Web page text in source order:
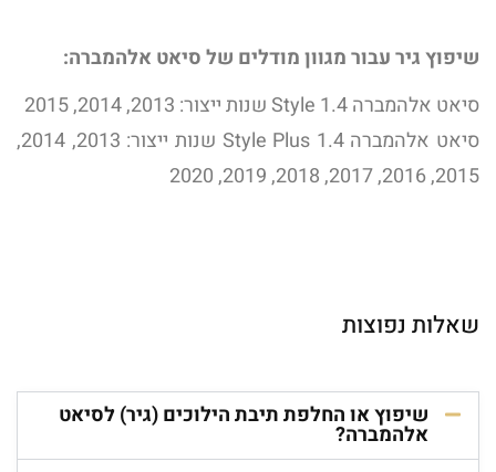
שיפוץ גיר עבור מגוון מודלים של סיאט אלהמברה:
סיאט אלהמברה 1.4 Style שנות ייצור: 2013, 2014, 2015
סיאט אלהמברה 1.4 Style Plus שנות ייצור: 2013, 2014,
2015, 2016, 2017, 2018, 2019, 2020
שאלות נפוצות
שיפוץ או החלפת תיבת הילוכים (גיר) לסיאט
אלהמברה?